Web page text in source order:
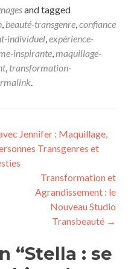
and tagged
beauté-transgenre confiance
individuel expérience-
inspirante maquillage-
, transformation-
Jennifer : Maquillage,
Transgenres et
Transformation et
Agrandissement : le
Nouveau Studio
Transbeauté →
“Stella : se